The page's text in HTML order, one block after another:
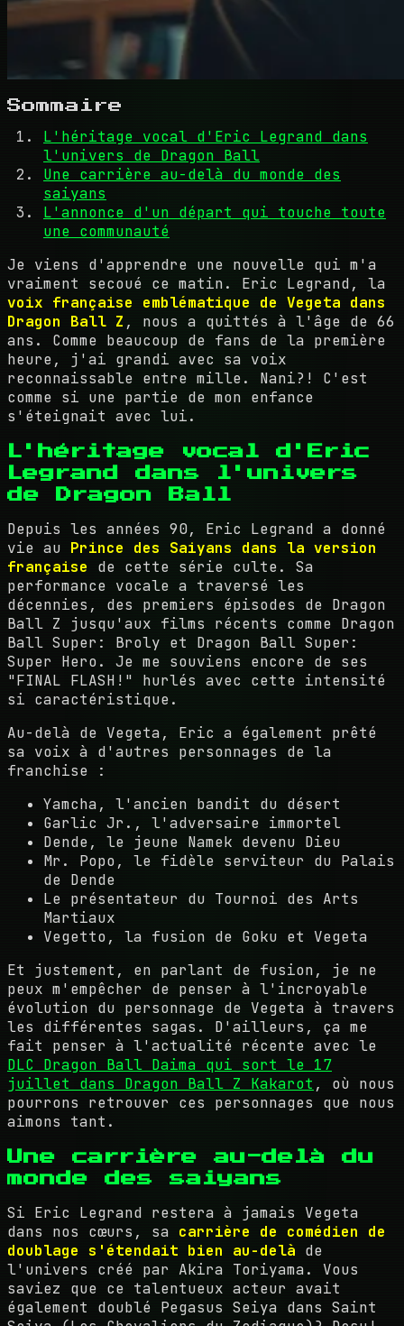
Sommaire
L'héritage vocal d'Eric Legrand dans
l'univers de Dragon Ball
Une carrière au-delà du monde des
saiyans
L'annonce d'un départ qui touche toute
une communauté
Je viens d'apprendre une nouvelle qui m'a
vraiment secoué ce matin. Eric Legrand, la
voix française emblématique de Vegeta dans
Dragon Ball Z , nous a quittés à l'âge de 66
ans. Comme beaucoup de fans de la première
heure, j'ai grandi avec sa voix
reconnaissable entre mille. Nani?! C'est
comme si une partie de mon enfance
s'éteignait avec lui.
L'héritage vocal d'Eric
Legrand dans l'univers
de Dragon Ball
Depuis les années 90, Eric Legrand a donné
vie au Prince des Saiyans dans la version
française de cette série culte. Sa
performance vocale a traversé les
décennies, des premiers épisodes de Dragon
Ball Z jusqu'aux films récents comme Dragon
Ball Super: Broly et Dragon Ball Super:
Super Hero. Je me souviens encore de ses
"FINAL FLASH!" hurlés avec cette intensité
si caractéristique.
Au-delà de Vegeta, Eric a également prêté
sa voix à d'autres personnages de la
franchise :
Yamcha, l'ancien bandit du désert
Garlic Jr., l'adversaire immortel
Dende, le jeune Namek devenu Dieu
Mr. Popo, le fidèle serviteur du Palais
de Dende
Le présentateur du Tournoi des Arts
Martiaux
Vegetto, la fusion de Goku et Vegeta
Et justement, en parlant de fusion, je ne
peux m'empêcher de penser à l'incroyable
évolution du personnage de Vegeta à travers
les différentes sagas. D'ailleurs, ça me
fait penser à l'actualité récente avec le
DLC Dragon Ball Daima qui sort le 17
juillet dans Dragon Ball Z Kakarot , où nous
pourrons retrouver ces personnages que nous
aimons tant.
Une carrière au-delà du
monde des saiyans
Si Eric Legrand restera à jamais Vegeta
dans nos cœurs, sa carrière de comédien de
doublage s'étendait bien au-delà de
l'univers créé par Akira Toriyama. Vous
saviez que ce talentueux acteur avait
également doublé Pegasus Seiya dans Saint